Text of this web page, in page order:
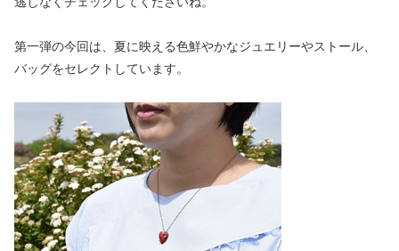
第一弾の今回は、夏に映える色鮮やかなジュエリーやストール、
バッグをセレクトしています。